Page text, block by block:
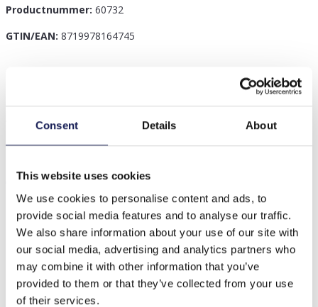
Consent Details About
This website uses cookies
We use cookies to personalise content and ads, to
provide social media features and to analyse our traffic.
We also share information about your use of our site with
our social media, advertising and analytics partners who
may combine it with other information that you’ve
provided to them or that they’ve collected from your use
of their services.
Productnummer: 60732
GTIN/EAN: 8719978164745
A-C6.1 W002-005 Kids Watch Dino 33mm Green
Anderen kochten ook